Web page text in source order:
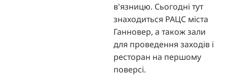
в'язницю. Сьогодні тут
знаходиться РАЦС міста
Ганновер, а також зали
для проведення заходів і
ресторан на першому
поверсі.